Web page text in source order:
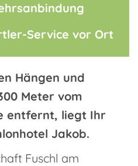
Service vor Ort
Hängen und
Meter vom
entfernt, liegt Ihr
Jakob.
Fuschl am